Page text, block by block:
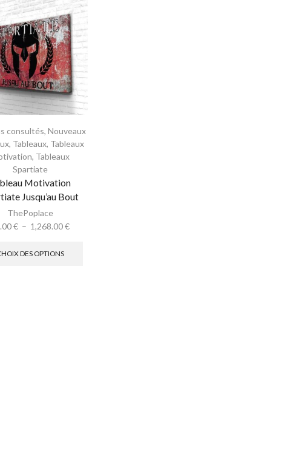
consultés,Nouveaux
, Tableaux, Tableaux
, Tableaux
Spartiate
Motivation
Jusqu’au Bout
ThePoplace
€ – 1,268.00€
DES OPTIONS